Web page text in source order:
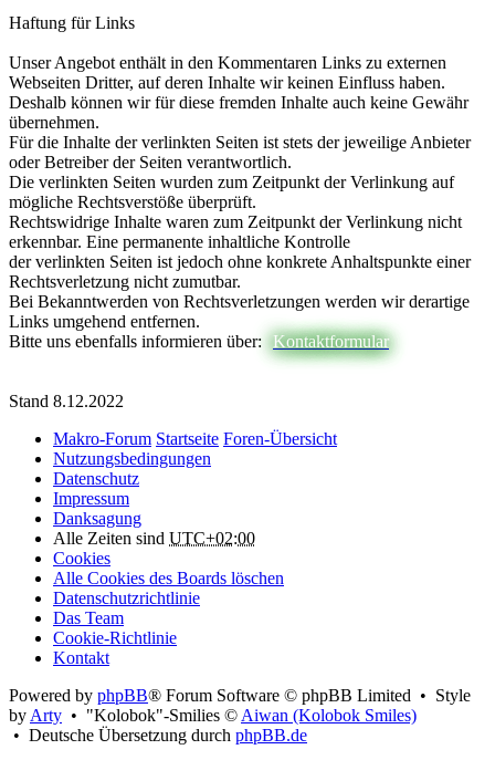
Haftung für Links
Unser Angebot enthält in den Kommentaren Links zu externen
Webseiten Dritter, auf deren Inhalte wir keinen Einfluss haben.
Deshalb können wir für diese fremden Inhalte auch keine Gewähr
übernehmen.
Für die Inhalte der verlinkten Seiten ist stets der jeweilige Anbieter
oder Betreiber der Seiten verantwortlich.
Die verlinkten Seiten wurden zum Zeitpunkt der Verlinkung auf
mögliche Rechtsverstöße überprüft.
Rechtswidrige Inhalte waren zum Zeitpunkt der Verlinkung nicht
erkennbar. Eine permanente inhaltliche Kontrolle
der verlinkten Seiten ist jedoch ohne konkrete Anhaltspunkte einer
Rechtsverletzung nicht zumutbar.
Bei Bekanntwerden von Rechtsverletzungen werden wir derartige
Links umgehend entfernen.
Bitte uns ebenfalls informieren über:
Kontaktformular
Stand 8.12.2022
Makro-Forum Startseite Foren-Übersicht
Nutzungsbedingungen
Datenschutz
Impressum
Danksagung
Alle Zeiten sind UTC+02:00
Cookies
Alle Cookies des Boards löschen
Datenschutzrichtlinie
Das Team
Cookie-Richtlinie
Kontakt
Powered by phpBB® Forum Software © phpBB Limited • Style
byArty • "Kolobok"-Smilies ©Aiwan (Kolobok Smiles)
• Deutsche Übersetzung durch phpBB.de